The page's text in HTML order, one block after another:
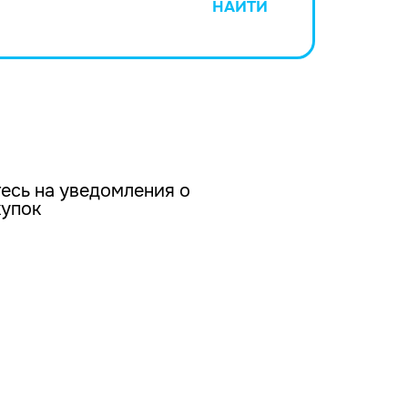
НАЙТИ
на уведомления о